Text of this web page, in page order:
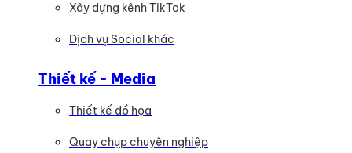
Xây dựng kênh TikTok
Dịch vụ Social khác
Thiết kế - Media
Thiết kế đồ họa
Quay chụp chuyên nghiệp